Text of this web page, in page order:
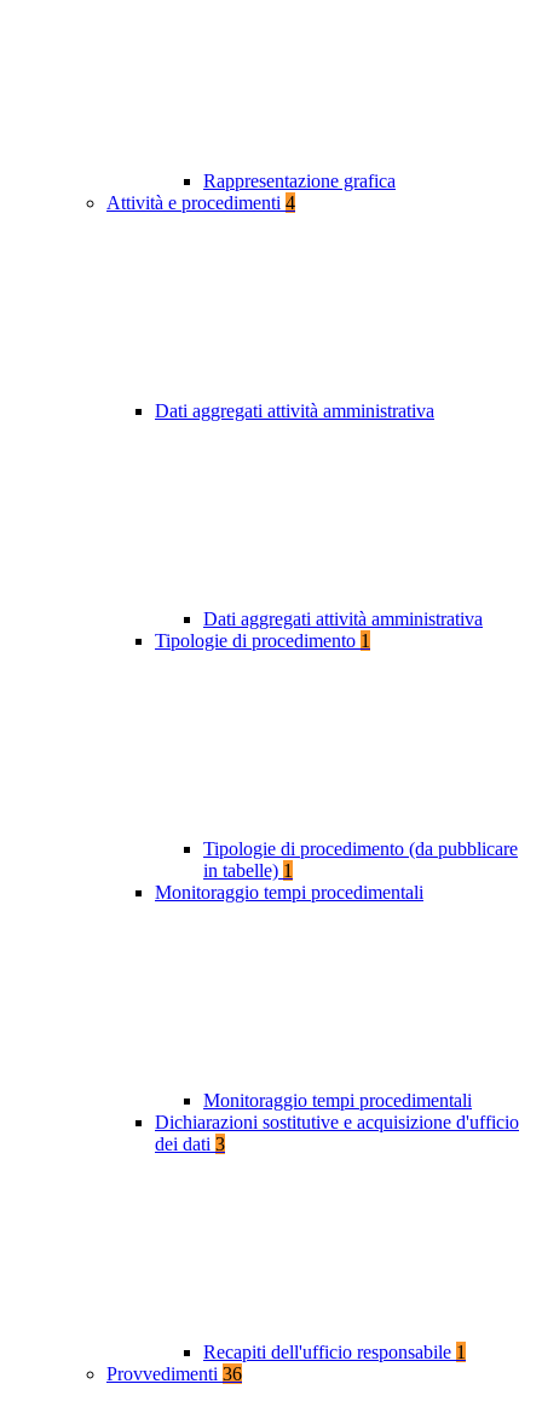
Rappresentazione grafica
Attività e procedimenti 4
Dati aggregati attività amministrativa
Dati aggregati attività amministrativa
Tipologie di procedimento 1
Tipologie di procedimento (da pubblicare
in tabelle) 1
Monitoraggio tempi procedimentali
Monitoraggio tempi procedimentali
Dichiarazioni sostitutive e acquisizione d'ufficio
dei dati 3
Recapiti dell'ufficio responsabile 1
Provvedimenti 36